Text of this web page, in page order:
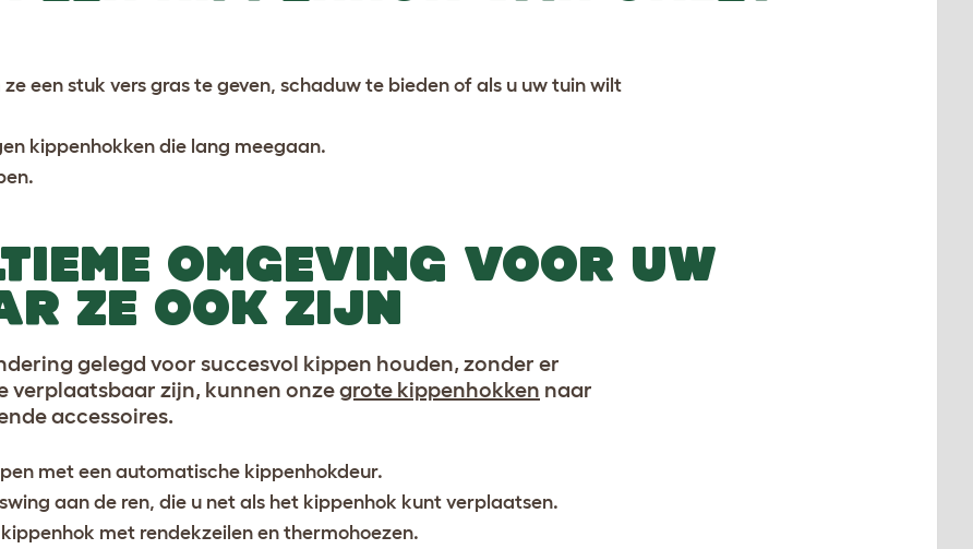
een stuk vers gras te geven, schaduw te bieden of als u uw tuin wilt
kippenhokken die lang meegaan.
OMGEVING VOOR UW
ZE OOK ZIJN
gelegd voor succesvol kippen houden, zonder er
verplaatsbaar zijn, kunnen onzegrote kippenhokken naar
accessoires.
met een automatische kippenhokdeur.
aan de ren, die u net als het kippenhok kunt verplaatsen.
met rendekzeilen en thermohoezen.